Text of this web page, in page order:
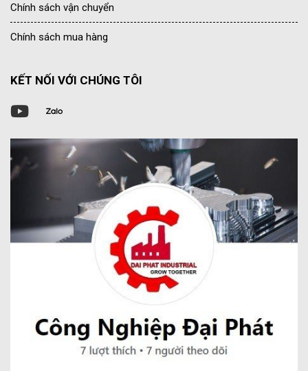
Chính sách vận chuyển
Chính sách mua hàng
KẾT NỐI VỚI CHÚNG TÔI